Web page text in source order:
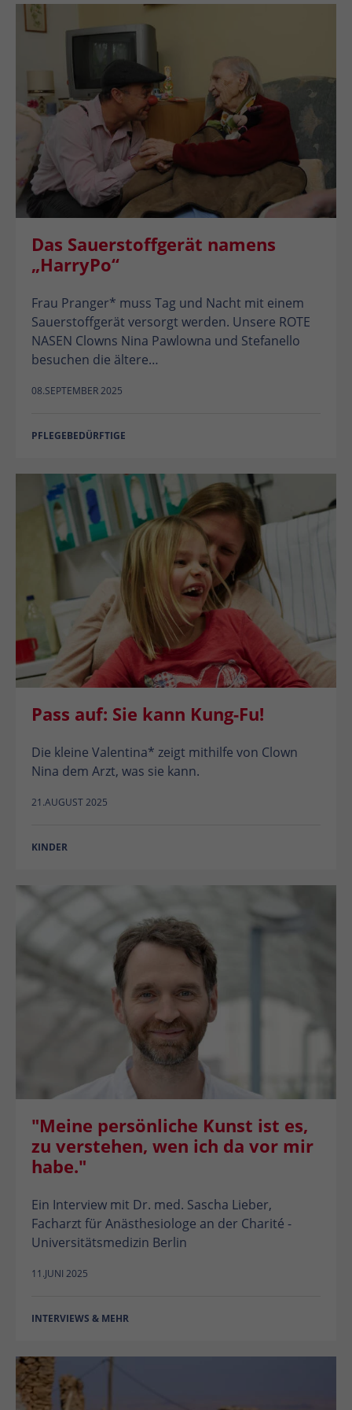
Das Sauerstoffgerät namens
„HarryPo“
Frau Pranger* muss Tag und Nacht mit einem
Sauerstoffgerät versorgt werden. Unsere ROTE
NASEN Clowns Nina Pawlowna und Stefanello
besuchen die ältere…
08.SEPTEMBER 2025
PFLEGEBEDÜRFTIGE
Pass auf: Sie kann Kung-Fu!
Die kleine Valentina* zeigt mithilfe von Clown
Nina dem Arzt, was sie kann.
21.AUGUST 2025
KINDER
"Meine persönliche Kunst ist es,
zu verstehen, wen ich da vor mir
habe."
Ein Interview mit Dr. med. Sascha Lieber,
Facharzt für Anästhesiologe an der Charité -
Universitätsmedizin Berlin
11.JUNI 2025
INTERVIEWS & MEHR